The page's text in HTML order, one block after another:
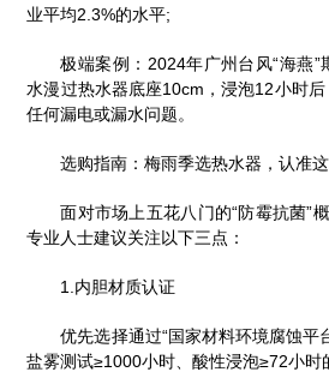
业平均2.3%的水平;
极端案例：2024年广州台风“海燕
水漫过热水器底座10cm，浸泡12小时
任何漏电或漏水问题。
选购指南：梅雨季选热水器，认准
面对市场上五花八门的“防霉抗菌”
专业人士建议关注以下三点：
1.内胆材质认证
优先选择通过“国家材料环境腐蚀平
盐雾测试≥1000小时、酸性浸泡≥72小时